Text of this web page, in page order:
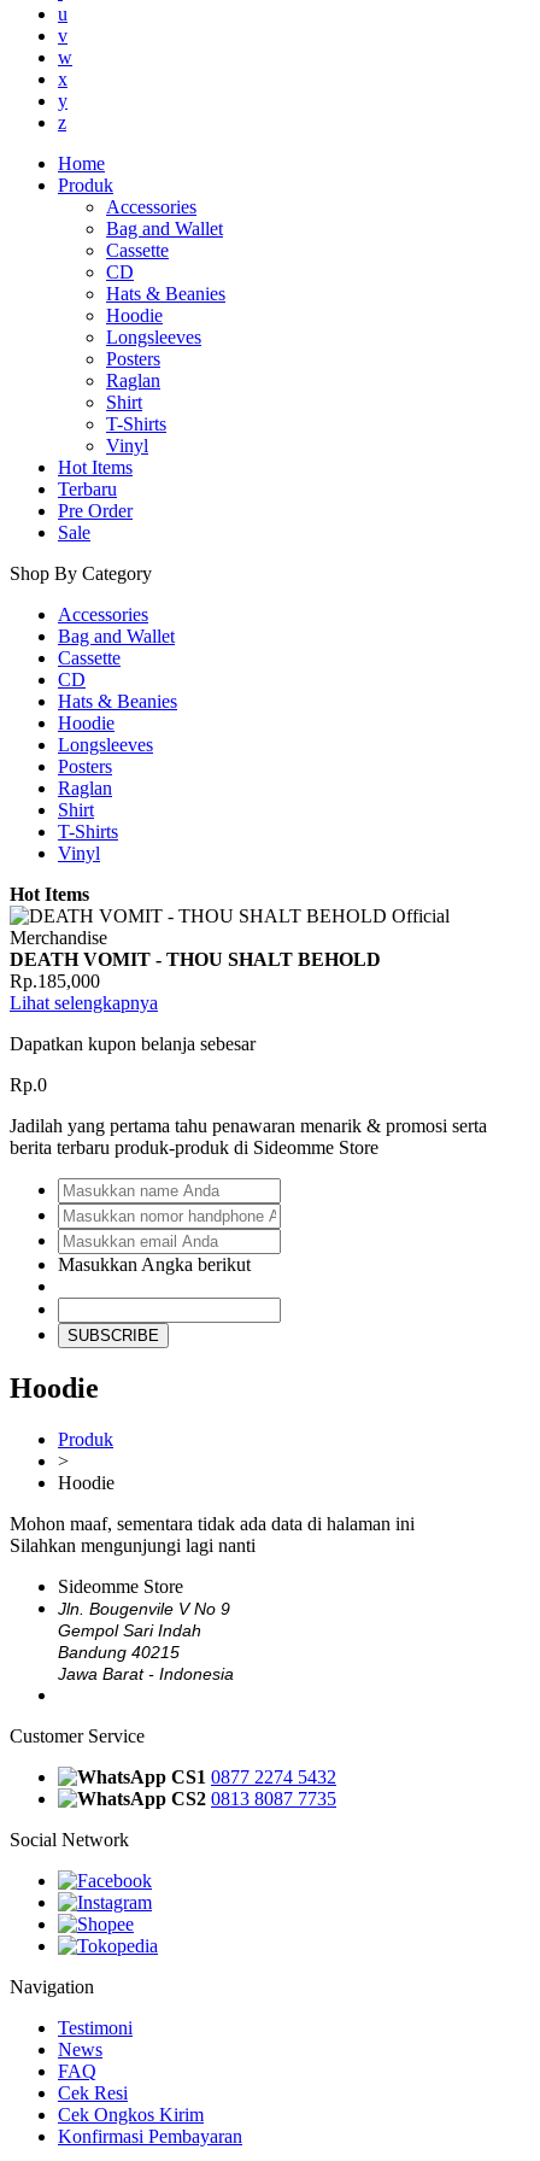
u
v
w
x
y
z
Home
Produk
Accessories
Bag and Wallet
Cassette
CD
Hats & Beanies
Hoodie
Longsleeves
Posters
Raglan
Shirt
T-Shirts
Vinyl
Hot Items
Terbaru
Pre Order
Sale
Shop By Category
Accessories
Bag and Wallet
Cassette
CD
Hats & Beanies
Hoodie
Longsleeves
Posters
Raglan
Shirt
T-Shirts
Vinyl
Hot Items
DEATH VOMIT - THOU SHALT BEHOLD
Rp.185,000
Lihat selengkapnya
Dapatkan kupon belanja sebesar
Rp.0
Jadilah yang pertama tahu penawaran menarik & promosi serta
berita terbaru produk-produk di Sideomme Store
Masukkan Angka berikut
SUBSCRIBE
Hoodie
Produk
>
Hoodie
Mohon maaf, sementara tidak ada data di halaman ini
Silahkan mengunjungi lagi nanti
Sideomme Store
Jln. Bougenvile V No 9
Gempol Sari Indah
Bandung 40215
Jawa Barat - Indonesia
Customer Service
CS1 0877 2274 5432
CS2 0813 8087 7735
Social Network
Navigation
Testimoni
News
FAQ
Cek Resi
Cek Ongkos Kirim
Konfirmasi Pembayaran